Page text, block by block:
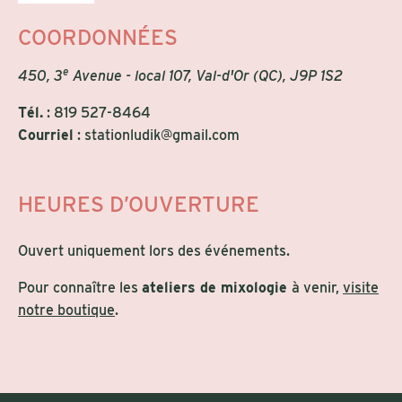
COORDONNÉES
450, 3e Avenue - local 107, Val-d'Or (QC), J9P 1S2
Tél. : 819 527-8464
Courriel : stationludik@gmail.com
HEURES D’OUVERTURE
Ouvert uniquement lors des événements.
Pour connaître les ateliers de mixologie à venir, visite
notre boutique.